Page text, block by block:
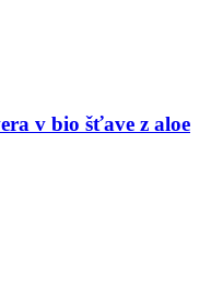
v bio šťave z aloe